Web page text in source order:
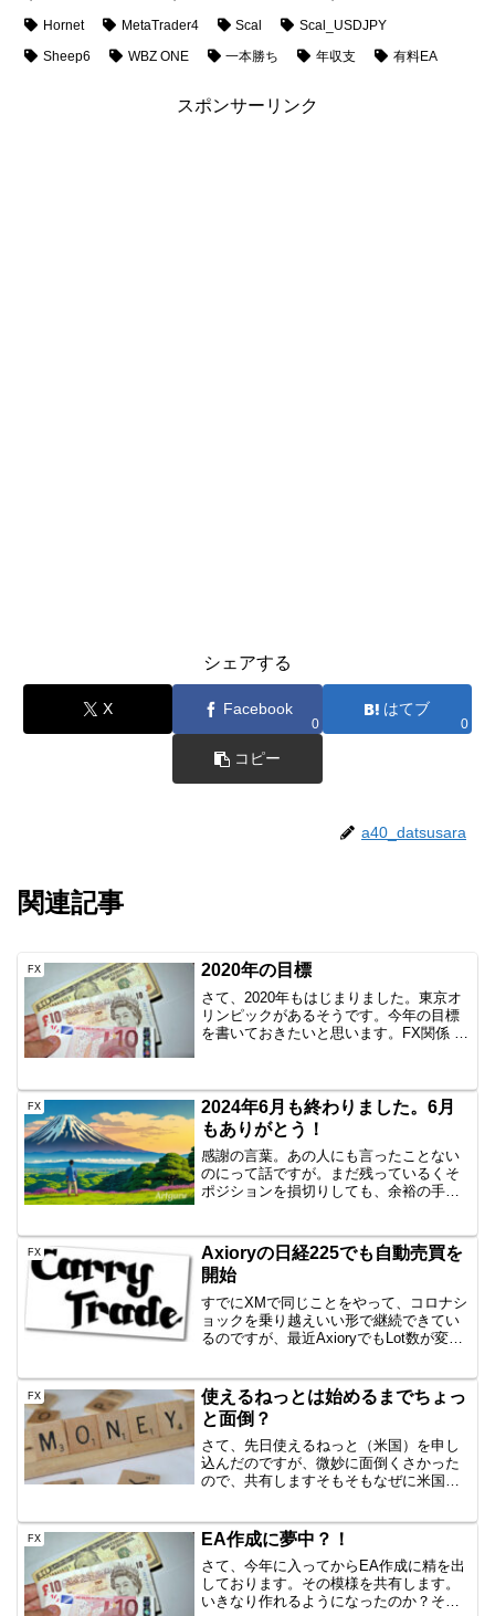
Hornet
MetaTrader4 Scal
Scal_USDJPY
Sheep6
WBZ ONE 一本勝ち 年収支 有料EA
スポンサーリンク
シェアする
X Facebook
0
はてブ
0
コピー
a40_datsusara
関連記事
FX 2020年の目標
さて、2020年もはじまりました。東京オ
リンピックがあるそうです。今年の目標
を書いておきたいと思います。FX関係 昨
すEA軍...
FX
2024年6月も終わりました。6月
もありがとう！
感謝の言葉。あの人にも言ったことない
のにって話ですが。まだ残っているくそ
ポジションを損切りしても、余裕の手取
まいました。精神的にきつい。でもグリ
ッドトレードで癒される...
FX
Axioryの日経225でも自動売買を
開始
すでにXMで同じことをやって、コロナシ
ョックを乗り越えいい形で継続できてい
るのですが、最近AxioryでもLot数が変更
100円の買い下がり、売り上がりをひたす
ら繰り返...
FX
使えるねっとは始めるまでちょっ
と面倒？
さて、先日使えるねっと（米国）を申し
込んだのですが、微妙に面倒くさかった
ので、共有しますそもそもなぜに米国
ークにあるらしく、EAを置くにも近くの
VPSがいいん...
FX EA作成に夢中？！
さて、今年に入ってからEA作成に精を出
しております。その模様を共有します。
いきなり作れるようになったのか？そん